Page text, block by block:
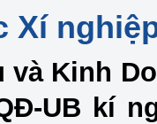
Xí
và Kinh
UB kí